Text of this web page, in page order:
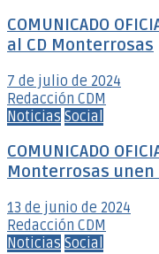
COMUNICADO
al CD Monterrosas
7 de julio de 2024
Redacción CDM
Noticias Social
COMUNICADO
Monterrosas
13 de junio de 2024
Redacción CDM
Noticias Social